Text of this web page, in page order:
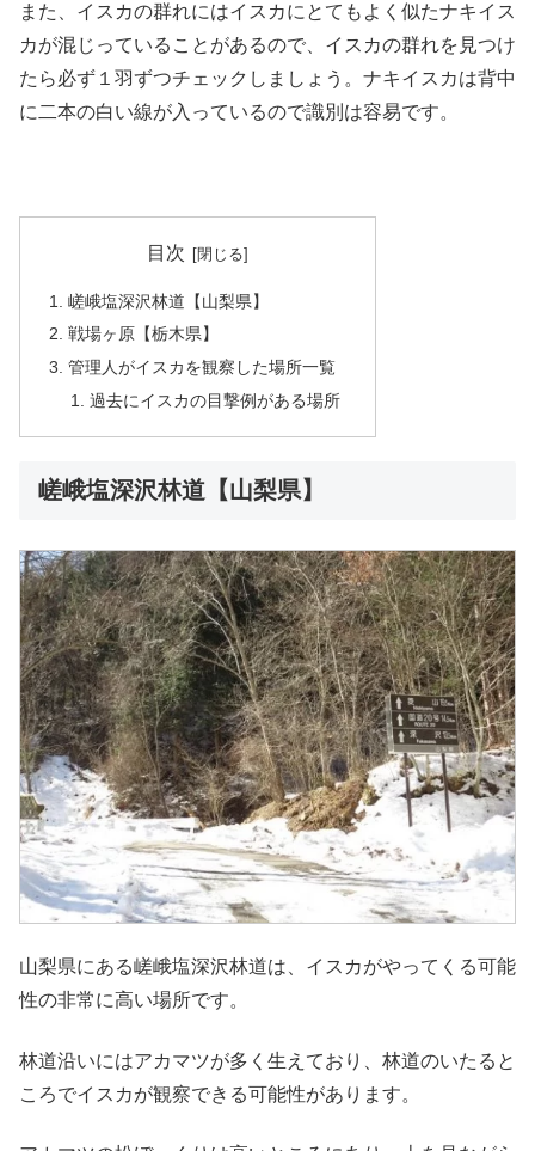
また、イスカの群れにはイスカにとてもよく似たナキイス
カが混じっていることがあるので、イスカの群れを見つけ
たら必ず１羽ずつチェックしましょう。ナキイスカは背中
に二本の白い線が入っているので識別は容易です。
目次
嵯峨塩深沢林道【山梨県】
戦場ヶ原【栃木県】
管理人がイスカを観察した場所一覧
過去にイスカの目撃例がある場所
嵯峨塩深沢林道【山梨県】
山梨県にある嵯峨塩深沢林道は、イスカがやってくる可能
性の非常に高い場所です。
林道沿いにはアカマツが多く生えており、林道のいたると
ころでイスカが観察できる可能性があります。